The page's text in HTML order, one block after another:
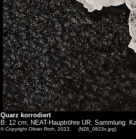
Quarz korrodiert
B: 12 cm; NEAT-Hauptröhre UR; Sammlung:
© Copyright Olivier Roth, 2023. (NZ6_0823x.jpg)